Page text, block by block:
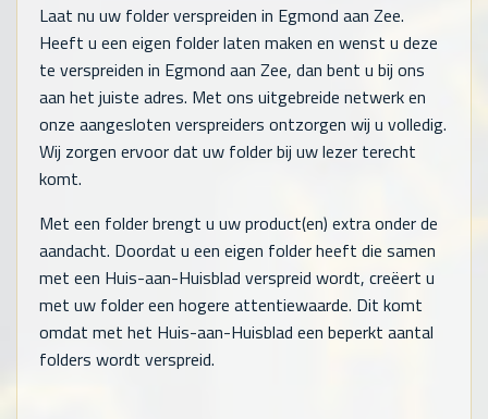
Laat nu uw folder verspreiden in Egmond aan Zee.
Heeft u een eigen folder laten maken en wenst u deze
te verspreiden in Egmond aan Zee, dan bent u bij ons
aan het juiste adres. Met ons uitgebreide netwerk en
onze aangesloten verspreiders ontzorgen wij u volledig.
Wij zorgen ervoor dat uw folder bij uw lezer terecht
komt.
Met een folder brengt u uw product(en) extra onder de
aandacht. Doordat u een eigen folder heeft die samen
met een Huis-aan-Huisblad verspreid wordt, creëert u
met uw folder een hogere attentiewaarde. Dit komt
omdat met het Huis-aan-Huisblad een beperkt aantal
folders wordt verspreid.